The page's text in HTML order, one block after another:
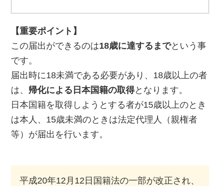
【重要ポイント】
この届出ができるのは18歳に達するまでという事
です。
届出時に18未満である必要があり、18歳以上の者
は、 帰化による日本国籍の取得となります。
日本国籍を取得しようとする者が15歳以上のとき
は本人、15歳未満のときは法定代理人（親権者
等）が届出を行います。
平成20年12月12日国籍法の一部が改正され、